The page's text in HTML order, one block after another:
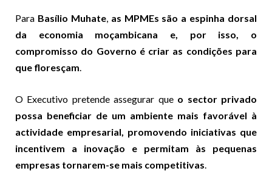
Para Basílio Muhate, as MPMEs são a espinha dorsal
da economia moçambicana e, por isso, o
compromisso do Governo é criar as condições para
que floresçam.
O Executivo pretende assegurar que o sector privado
possa beneficiar de um ambiente mais favorável à
actividade empresarial, promovendo iniciativas que
incentivem a inovação e permitam às pequenas
empresas tornarem-se mais competitivas.